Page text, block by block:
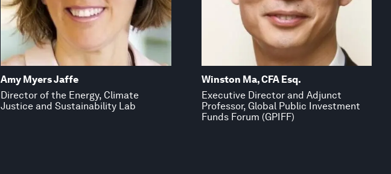
Amy Myers Jaffe
Director of the Energy, Climate
Justice and Sustainability Lab
Winston Ma, CFA Esq.
Executive Director and Adjunct
Professor, Global Public Investment
Funds Forum (GPIFF)